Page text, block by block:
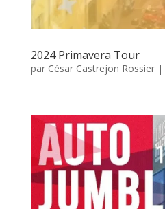
2024 Primavera Tour
par César Castrejon Rossier|